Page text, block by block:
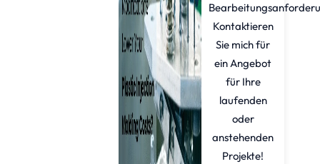
Kontaktieren
Sie mich für
ein Angebot
für Ihre
laufenden
oder
anstehenden
Projekte!